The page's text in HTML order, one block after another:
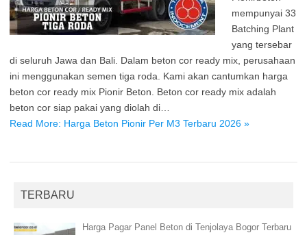
mempunyai 33
Batching Plant
yang tersebar
di seluruh Jawa dan Bali. Dalam beton cor ready mix, perusahaan
ini menggunakan semen tiga roda. Kami akan cantumkan harga
beton cor ready mix Pionir Beton. Beton cor ready mix adalah
beton cor siap pakai yang diolah di…
Read More: Harga Beton Pionir Per M3 Terbaru 2026 »
TERBARU
Harga Pagar Panel Beton di Tenjolaya Bogor Terbaru